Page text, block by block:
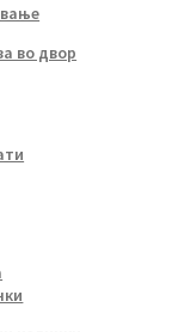
во двор